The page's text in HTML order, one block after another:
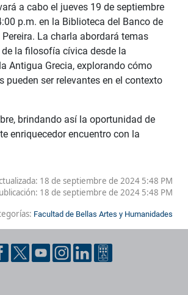
a cabo el jueves 19 de septiembre
p.m. en la Biblioteca del Banco de
La charla abordará temas
la filosofía cívica desde la
Antigua Grecia, explorando cómo
pueden ser relevantes en el contexto
brindando así la oportunidad de
enriquecedor encuentro con la
18 de septiembre de 2024 5:48 PM
18 de septiembre de 2024 5:48 PM
Facultad de Bellas Artes y Humanidades